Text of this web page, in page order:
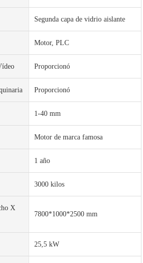
Segunda capa de vidrio aislante
Motor, PLC
Proporcionó
Proporcionó
1-40 mm
Motor de marca famosa
1 año
3000 kilos
X
7800*1000*2500 mm
25,5 kW